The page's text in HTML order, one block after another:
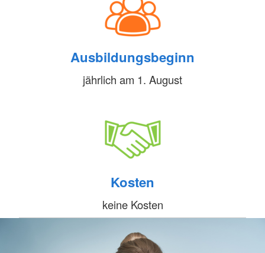
Ausbildungsbeginn
jährlich am 1. August
Kosten
keine Kosten